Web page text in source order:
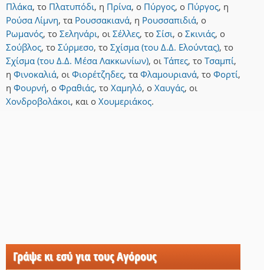
Πλάκα, το Πλατυπόδι, η Πρίνα, ο Πύργος, ο Πύργος, η
Ρούσα Λίμνη, τα Ρουσσακιανά, η Ρουσσαπιδιά, ο
Ρωμανός, το Σεληνάρι, οι Σέλλες, το Σίσι, ο Σκινιάς, ο
Σούβλος, το Σύρμεσο, το Σχίσμα (του Δ.Δ. Ελούντας), το
Σχίσμα (του Δ.Δ. Μέσα Λακκωνίων), οι Τάπες, το Τσαμπί,
η Φινοκαλιά, οι Φιορέτζηδες, τα Φλαμουριανά, το Φορτί,
η Φουρνή, ο Φραθιάς, το Χαμηλό, ο Χαυγάς, οι
Χονδροβολάκοι, και ο Χουμεριάκος.
Γράψε κι εσύ για τους Αγόρους